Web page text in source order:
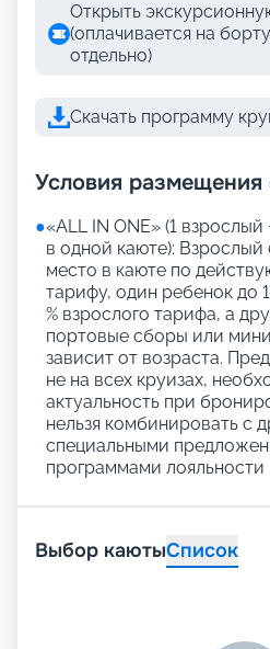
Открыть
(оплачивается на
отдельно)
Скачать программу
Условия размещения
●«АLL IN ONE» (1 взрослый
в одной каюте):
место в каюте по
тарифу, один ребенок до
% взрослого тарифа, а
портовые сборы или
зависит от возраста.
не на всех круизах,
актуальность при
нельзя комбинировать с
специальными
программами лояльности
Выбор каютыСписок